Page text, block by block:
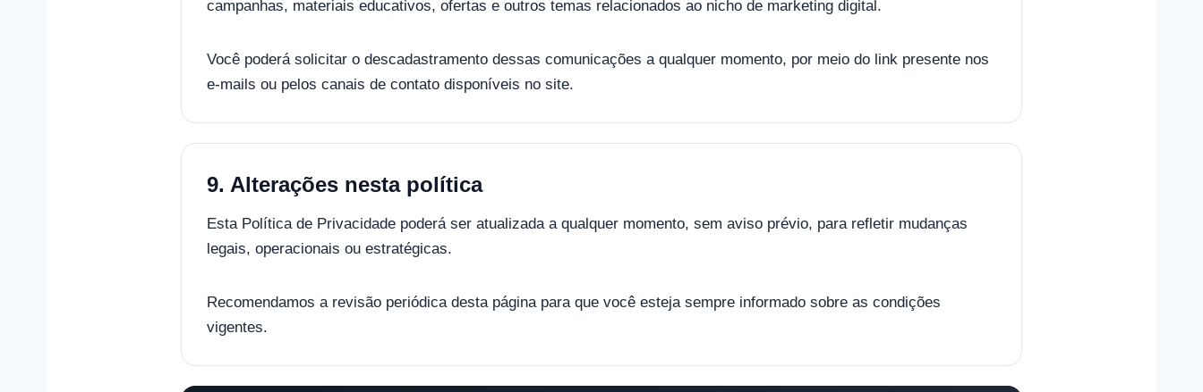
campanhas, materiais educativos, ofertas e outros temas relacionados ao nicho de marketing digital.
Você poderá solicitar o descadastramento dessas comunicações a qualquer momento, por meio do link presente nos
e-mails ou pelos canais de contato disponíveis no site.
9. Alterações nesta política
Esta Política de Privacidade poderá ser atualizada a qualquer momento, sem aviso prévio, para refletir mudanças
legais, operacionais ou estratégicas.
Recomendamos a revisão periódica desta página para que você esteja sempre informado sobre as condições
vigentes.